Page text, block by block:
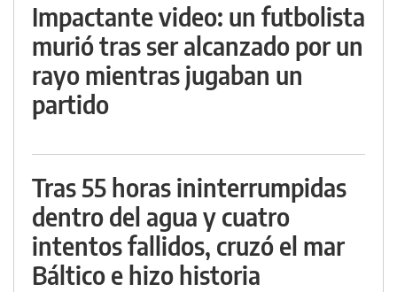
Impactante video: un futbolista
murió tras ser alcanzado por un
rayo mientras jugaban un
partido
Tras 55 horas ininterrumpidas
dentro del agua y cuatro
intentos fallidos, cruzó el mar
Báltico e hizo historia